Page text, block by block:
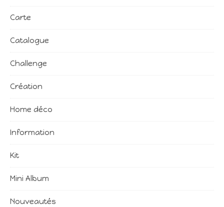
Carte
Catalogue
Challenge
Création
Home déco
Information
Kit
Mini Album
Nouveautés